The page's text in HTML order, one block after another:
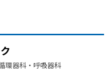
環器科・​呼吸器科